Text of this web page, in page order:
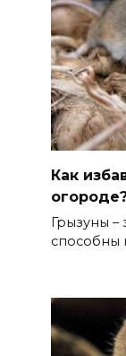
Как
Грызуны
способны